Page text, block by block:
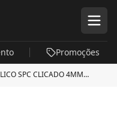
Promoções
SPC CLICADO 4MM